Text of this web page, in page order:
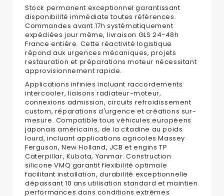
Stock permanent exceptionnel garantissant
disponibilité immédiate toutes références.
Commandes avant 17h systématiquement
expédiées jour même, livraison GLS 24-48h
France entière. Cette réactivité logistique
répond aux urgences mécaniques, projets
restauration et préparations moteur nécessitant
approvisionnement rapide.
Applications infinies incluant raccordements
intercooler, liaisons radiateur-moteur,
connexions admission, circuits refroidissement
custom, réparations d'urgence et créations sur-
mesure. Compatible tous véhicules européens
japonais américains, de la citadine au poids
lourd, incluant applications agricoles Massey
Ferguson, New Holland, JCB et engins TP
Caterpillar, Kubota, Yanmar. Construction
silicone VMQ garantit flexibilité optimale
facilitant installation, durabilité exceptionnelle
dépassant 10 ans utilisation standard et maintien
performances dans conditions extrêmes